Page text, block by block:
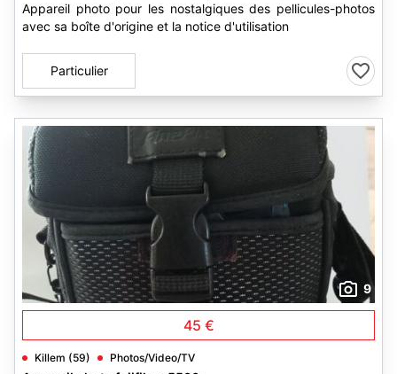
Appareil photo pour les nostalgiques des pellicules-photos
avec sa boîte d'origine et la notice d'utilisation
Particulier
9
45 €
Killem (59) Photos/Video/TV